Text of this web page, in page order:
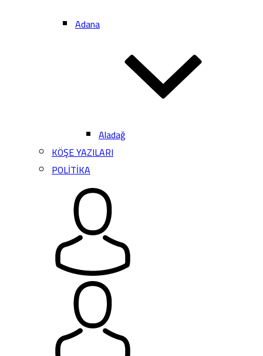
Adana
Aladağ
KÖŞE YAZILARI
POLİTİKA